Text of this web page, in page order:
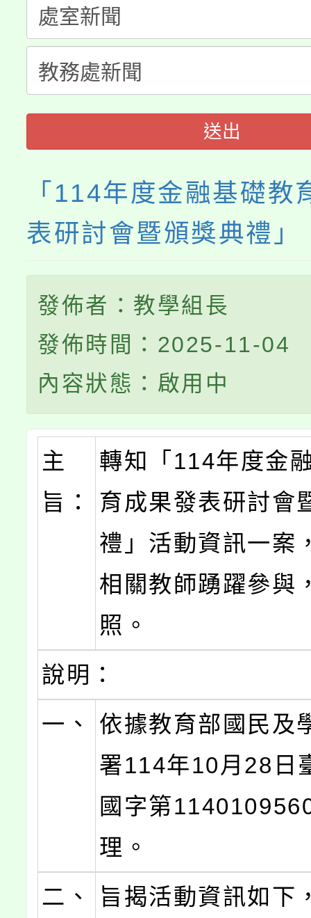
代理(課)教師甄選結果(
公告本校115學年度第
代理(課)教師甄選結果(
轉知中國文化大學推廣
《TA101》溝通分析基
程，歡迎學生輔導中心
系所師生報名參加。
送出
「114年度金融基礎教
表研討會暨頒獎典禮」
發佈者：教學組長
發佈時間：2025-11-04
內容狀態：啟用中
主
旨：
轉知「114年度金
育成果發表研討會
禮」活動資訊一案
相關教師踴躍參與
照。
說明：
一、
依據教育部國民及
署114年10月28日
國字第
理。
二、
旨揭活動資訊如下